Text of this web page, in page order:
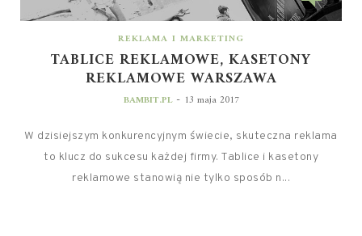
REKLAMA I MARKETING
TABLICE REKLAMOWE, KASETONY
REKLAMOWE WARSZAWA
BAMBIT.PL - 13 maja 2017
W dzisiejszym konkurencyjnym świecie, skuteczna reklama
to klucz do sukcesu każdej firmy. Tablice i kasetony
reklamowe stanowią nie tylko sposób n...